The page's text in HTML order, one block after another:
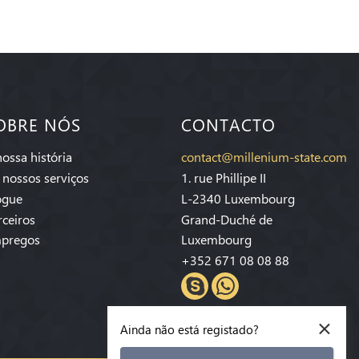
NÓS
história
serviços
CONTACTO
contact@millenium-state.com
1. rue Phillipe II
L-2340 Luxembourg
Grand-Duché de
Luxembourg
+352 671 08 08 88
×
Ainda não está registado?